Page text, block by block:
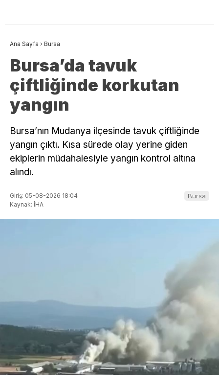
Ana Sayfa › Bursa
Bursa’da tavuk
çiftliğinde korkutan
yangın
Bursa’nın Mudanya ilçesinde tavuk çiftliğinde
yangın çıktı. Kısa sürede olay yerine giden
ekiplerin müdahalesiyle yangın kontrol altına
alındı.
Giriş: 05-08-2026 18:04
Kaynak: İHA
Bursa